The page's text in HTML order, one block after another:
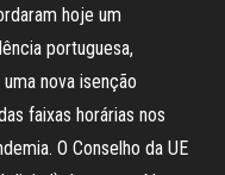
hoje um
portuguesa,
nova isenção
faixas horárias nos
O Conselho da UE